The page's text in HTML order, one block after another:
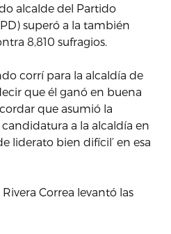
alcalde del Partido
superó a la también
8,810 sufragios.
corrí para la alcaldía de
que él ganó en buena
que asumió la
a la alcaldía en
liderato bien difícil’ en esa
Correa levantó las